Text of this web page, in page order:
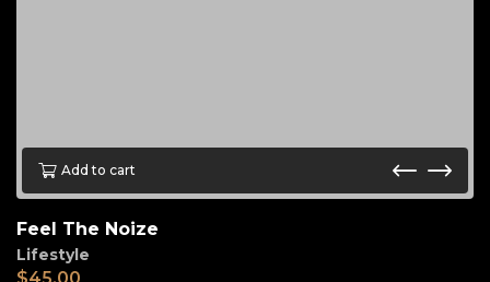
Add to cart
Feel The Noize
Lifestyle